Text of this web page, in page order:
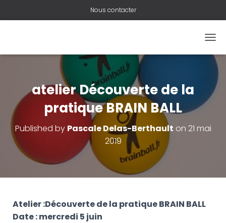
Nous contacter
U
R
R
A
atelier Découverte de la
pratique BRAIN BALL
Published by Pascale Delas-Berthault on 21 mai
2019
Atelier :Découverte de la pratique BRAIN BALL
Date : mercredi 5 juin